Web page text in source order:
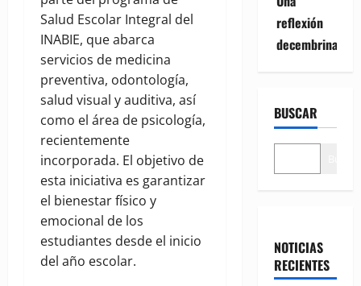
Salud Escolar Integral del
INABIE, que abarca
servicios de medicina
preventiva, odontología,
salud visual y auditiva, así
como el área de psicología,
recientemente
incorporada. El objetivo de
esta iniciativa es garantizar
el bienestar físico y
emocional de los
estudiantes desde el inicio
del año escolar.
reflexión
decembrina
BUSCAR
NOTICIAS
RECIENTES